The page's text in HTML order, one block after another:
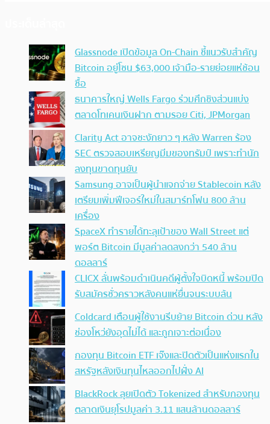
Glassnode เปิดข้อมูล On-Chain ชี้แนวรับสำคัญ
Bitcoin อยู่โซน $63,000 เจ้ามือ-รายย่อยแห่ช้อน
ซื้อ
ธนาคารใหญ่ Wells Fargo ร่วมศึกชิงส่วนแบ่ง
ตลาดโทเคนเงินฝาก ตามรอย Citi, JPMorgan
Clarity Act อาจชะงักยาว ๆ หลัง Warren ร้อง
SEC ตรวจสอบเหรียญมีมของทรัมป์ เพราะทำนัก
ลงทุนขาดทุนยับ
Samsung อาจเป็นผู้นำแจกจ่าย Stablecoin หลัง
เตรียมเพิ่มฟีเจอร์ใหม่ในสมาร์ทโฟน 800 ล้าน
เครื่อง
SpaceX ทำรายได้ทะลุเป้าของ Wall Street แต่
พอร์ต Bitcoin มีมูลค่าลดลงกว่า 540 ล้าน
ดอลลาร์
CLICX ลั่นพร้อมดำเนินคดีผู้ตั้งใจบิดหนี้ พร้อมปิด
รับสมัครชั่วคราวหลังคนแห่ยื่นจนระบบล้น
Coldcard เตือนผู้ใช้งานรีบย้าย Bitcoin ด่วน หลัง
ช่องโหว่ยังอุดไม่ได้ และถูกเจาะต่อเนื่อง
กองทุน Bitcoin ETF เจ๊งและปิดตัวเป็นแห่งแรกใน
สหรัฐหลังเงินทุนไหลออกไปฝั่ง AI
BlackRock ลุยเปิดตัว Tokenized สำหรับกองทุน
ตลาดเงินยุโรปมูลค่า 3.11 แสนล้านดอลลาร์